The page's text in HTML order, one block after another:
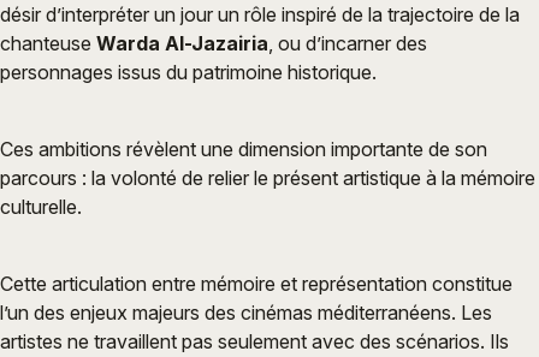
désir d’interpréter un jour un rôle inspiré de la trajectoire de la
chanteuse Warda Al-Jazairia, ou d’incarner des
personnages issus du patrimoine historique.
Ces ambitions révèlent une dimension importante de son
parcours : la volonté de relier le présent artistique à la mémoire
culturelle.
Cette articulation entre mémoire et représentation constitue
l’un des enjeux majeurs des cinémas méditerranéens. Les
artistes ne travaillent pas seulement avec des scénarios. Ils